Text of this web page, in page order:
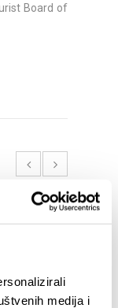
medija i
Board of